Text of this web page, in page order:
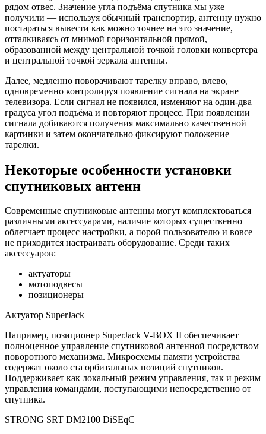
рядом отвес. Значение угла подъёма спутника мы уже
получили — используя обычный транспортир, антенну нужно
постараться вывести как можно точнее на это значение,
отталкиваясь от мнимой горизонтальной прямой,
образованной между центральной точкой головки конвертера
и центральной точкой зеркала антенны.
Далее, медленно поворачивают тарелку вправо, влево,
одновременно контролируя появление сигнала на экране
телевизора. Если сигнал не появился, изменяют на один-два
градуса угол подъёма и повторяют процесс. При появлении
сигнала добиваются получения максимально качественной
картинки и затем окончательно фиксируют положение
тарелки.
Некоторые особенности установки
спутниковых антенн
Современные спутниковые антенны могут комплектоваться
различными аксессуарами, наличие которых существенно
облегчает процесс настройки, а порой пользователю и вовсе
не приходится настраивать оборудование. Среди таких
аксессуаров:
актуаторы
мотоподвесы
позиционеры
Актуатор SuperJack
Например, позиционер SuperJack V-BOX II обеспечивает
полноценное управление спутниковой антенной посредством
поворотного механизма. Микросхемы памяти устройства
содержат около ста орбитальных позиций спутников.
Поддерживает как локальный режим управления, так и режим
управления командами, поступающими непосредственно от
спутника.
STRONG SRT DM2100 DiSEqC